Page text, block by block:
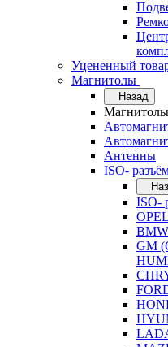
Уцененный
Магнитолы
Назад
Магнитолы
Антенны
ISO-
ISO-
OPEL
BMW
GM